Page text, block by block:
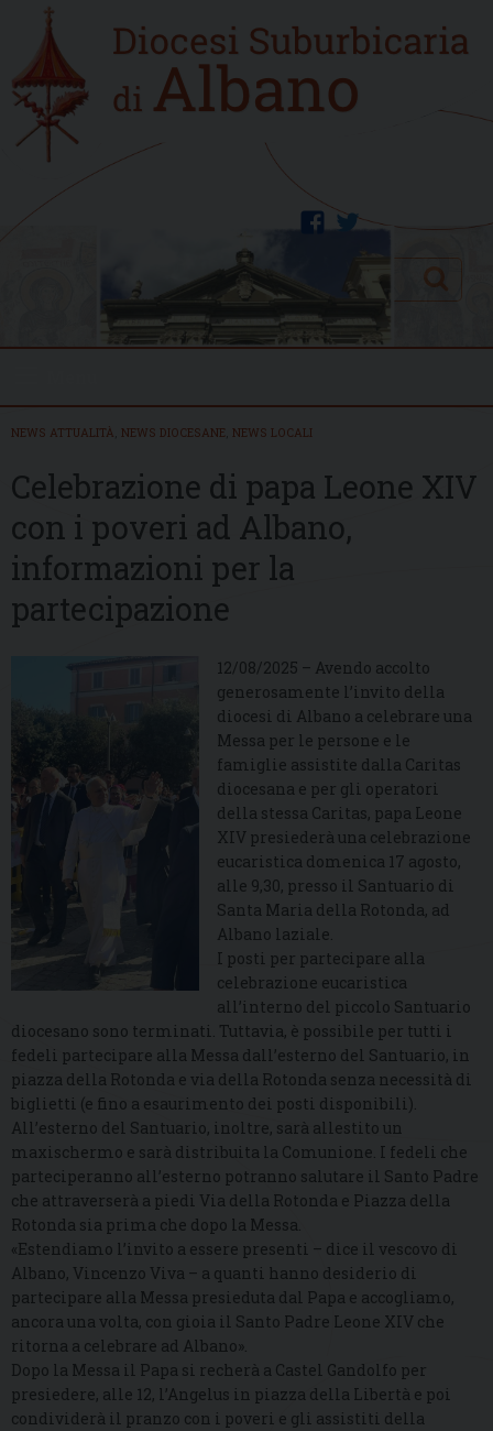
content
Home
new
twitter
facebook
Search
NEWS ATTUALITÀ NEWS DIOCESANE NEWS LOCALI
Celebrazione di papa Leone XIV
con i poveri ad Albano,
informazioni per la
partecipazione
12/08/2025 – Avendo accolto
generosamente l’invito della
diocesi di Albano a celebrare una
Messa per le persone e le
famiglie assistite dalla Caritas
diocesana e per gli operatori
della stessa Caritas, papa Leone
XIV presiederà una celebrazione
eucaristica domenica 17 agosto,
alle 9,30, presso il Santuario di
Santa Maria della Rotonda, ad
Albano laziale.
I posti per partecipare alla
celebrazione eucaristica
all’interno del piccolo Santuario
diocesano sono terminati. Tuttavia, è possibile per tutti i
fedeli partecipare alla Messa dall’esterno del Santuario, in
piazza della Rotonda e via della Rotonda senza necessità di
biglietti (e fino a esaurimento dei posti disponibili).
All’esterno del Santuario, inoltre, sarà allestito un
maxischermo e sarà distribuita la Comunione. I fedeli che
parteciperanno all’esterno potranno salutare il Santo Padre
che attraverserà a piedi Via della Rotonda e Piazza della
Rotonda sia prima che dopo la Messa.
«Estendiamo l’invito a essere presenti – dice il vescovo di
Albano, Vincenzo Viva – a quanti hanno desiderio di
partecipare alla Messa presieduta dal Papa e accogliamo,
ancora una volta, con gioia il Santo Padre Leone XIV che
ritorna a celebrare ad Albano».
Dopo la Messa il Papa si recherà a Castel Gandolfo per
presiedere, alle 12, l’Angelus in piazza della Libertà e poi
condividerà il pranzo con i poveri e gli assistiti della